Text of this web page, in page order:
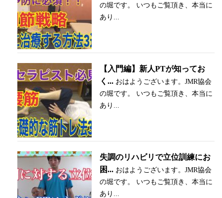
の堀です。 いつもご覧頂き、本当に
あり...
【入門編】新人PTが知ってお
く... おはようございます。JMR協会
の堀です。 いつもご覧頂き、本当に
あり...
失調のリハビリで立位訓練にお
困... おはようございます。JMR協会
の堀です。 いつもご覧頂き、本当に
あり...